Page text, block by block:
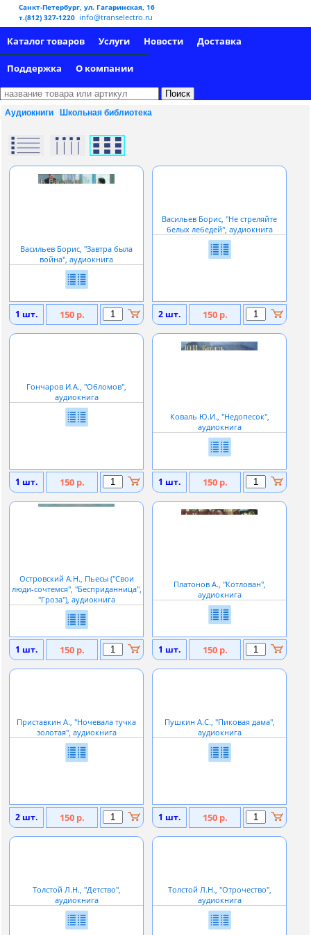
Санкт-Петербург, ул. Гагаринская, 16
т.(812) 327-1220 info@transelectro.ru
Каталог товаров Услуги Новости Доставка
Поддержка О компании
Аудиокниги Школьная библиотека
Васильев Борис, ''Завтра была
война'', аудиокнига
1 шт. 150 р.
Васильев Борис, ''Не стреляйте
белых лебедей'', аудиокнига
2 шт. 150 р.
Гончаров И.А., ''Обломов'',
аудиокнига
1 шт. 150 р.
Коваль Ю.И., ''Недопесок'',
аудиокнига
1 шт. 150 р.
Островский А.Н., Пьесы (''Свои
люди-сочтемся'', ''Бесприданница'',
''Гроза''), аудиокнига
1 шт. 150 р.
Платонов А., ''Котлован'',
аудиокнига
1 шт. 150 р.
Приставкин А., ''Ночевала тучка
золотая'', аудиокнига
2 шт. 150 р.
Пушкин А.С., ''Пиковая дама'',
аудиокнига
1 шт. 150 р.
Толстой Л.Н., ''Детство'',
аудиокнига
Толстой Л.Н., ''Отрочество'',
аудиокнига